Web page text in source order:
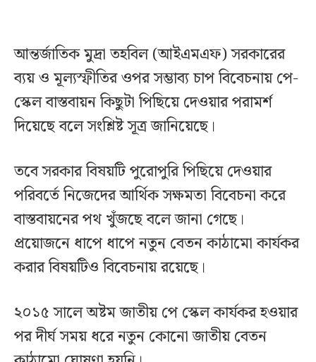
আন্তর্জাতিক মুদ্রা তহবিল (আইএমএফ) সরকারের
ব্যয় ও মূল্যস্ফীতির ওপর সম্ভাব্য চাপ বিবেচনায় পে-
স্কেল বাস্তবায়ন কিছুটা পিছিয়ে দেওয়ার পরামর্শ
দিয়েছে বলে সংশ্লিষ্ট সূত্র জানিয়েছে।
তবে সরকার বিষয়টি পুরোপুরি পিছিয়ে দেওয়ার
পরিবর্তে নিজেদের আর্থিক সক্ষমতা বিবেচনা করে
বাস্তবায়নের পথ খুঁজছে বলে জানা গেছে।
প্রয়োজনে ধাপে ধাপে নতুন বেতন কাঠামো কার্যকর
করার বিষয়টিও বিবেচনায় রয়েছে।
২০১৫ সালে অষ্টম জাতীয় পে স্কেল কার্যকর হওয়ার
পর দীর্ঘ সময় ধরে নতুন কোনো জাতীয় বেতন